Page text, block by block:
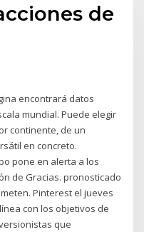
de
encontrará datos
mundial. Puede elegir
continente, de un
en concreto.
pone en alerta a los
de Gracias. pronosticado
Pinterest el jueves
con los objetivos de
que